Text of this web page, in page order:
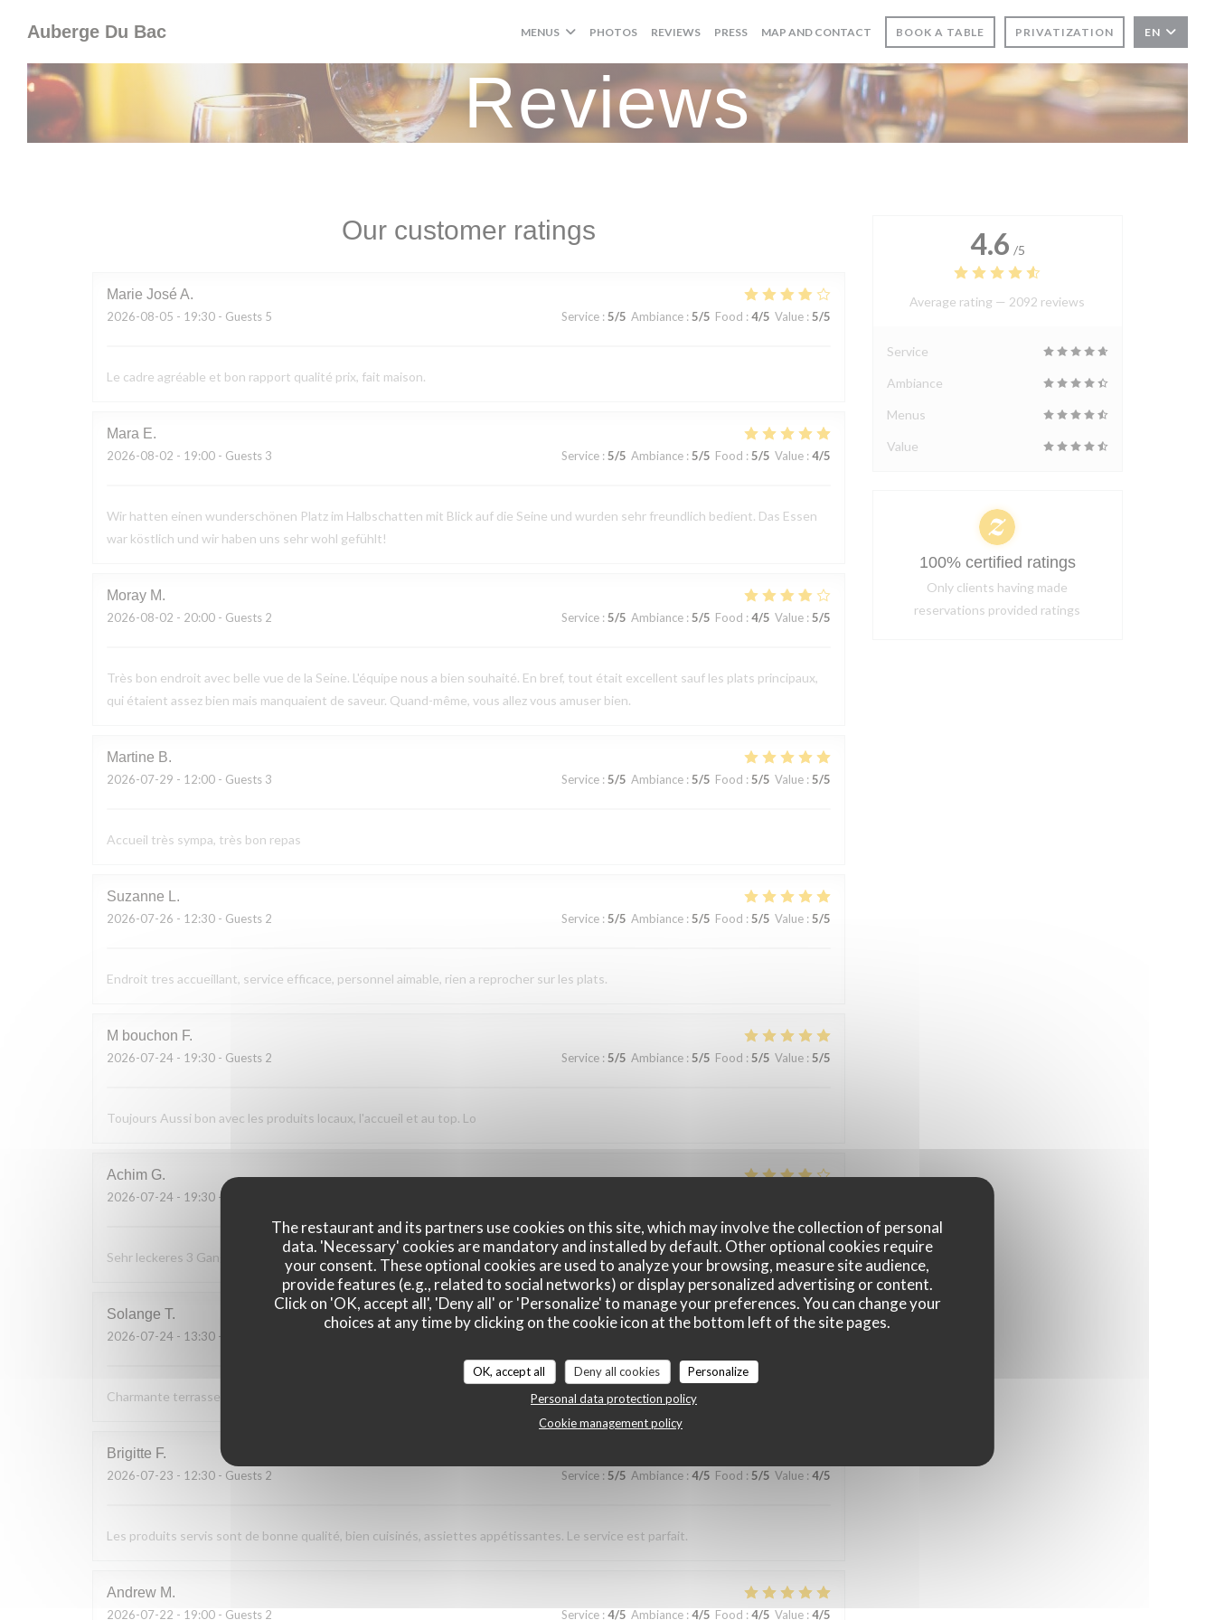
The restaurant and its partners use cookies on this site, which may involve the collection of personal
data. 'Necessary' cookies are mandatory and installed by default. Other optional cookies require
your consent. These optional cookies are used to analyze your browsing, measure site audience,
provide features (e.g., related to social networks) or display personalized advertising or content.
Click on 'OK, accept all', 'Deny all' or 'Personalize' to manage your preferences. You can change your
choices at any time by clicking on the cookie icon at the bottom left of the site pages.
OK, accept all Deny all cookies
Personalize
Personal data protection policy
Cookie management policy
Auberge Du Bac MENUS PHOTOS REVIEWS PRESS MAP AND CONTACT BOOK A TABLE PRIVATIZATION EN
Reviews
Our customer ratings
Marie José A
2026-08-05 - 19:30 - Guests 5 Service: 5/5 Ambiance: 5/5 Food : 4/5 Value: 5/5
Le cadre agréable et bon rapport qualité prix, fait maison.
Mara E
2026-08-02 - 19:00 - Guests 3 Service: 5/5 Ambiance: 5/5 Food : 5/5 Value: 4/5
Wir hatten einen wunderschönen Platz im Halbschatten mit Blick auf die Seine und wurden sehr freundlich bedient. Das Essen
war köstlich und wir haben uns sehr wohl gefühlt!
Moray M
2026-08-02 - 20:00 - Guests 2 Service: 5/5 Ambiance: 5/5 Food : 4/5 Value: 5/5
Très bon endroit avec belle vue de la Seine. L'équipe nous a bien souhaité. En bref, tout était excellent sauf les plats principaux,
qui étaient assez bien mais manquaient de saveur. Quand-même, vous allez vous amuser bien.
Martine B
2026-07-29 - 12:00 - Guests 3 Service: 5/5 Ambiance: 5/5 Food : 5/5 Value: 5/5
Accueil très sympa, très bon repas
Suzanne L
2026-07-26 - 12:30 - Guests 2 Service: 5/5 Ambiance: 5/5 Food : 5/5 Value: 5/5
Endroit tres accueillant, service efficace, personnel aimable, rien a reprocher sur les plats.
M bouchon F
2026-07-24 - 19:30 - Guests 2 Service: 5/5 Ambiance: 5/5 Food : 5/5 Value: 5/5
Toujours Aussi bon avec les produits locaux, l'accueil et au top. Lo
Achim G
2026-07-24 - 19:30 - Guests 2
Sehr leckeres 3 Gang Menü mit guten Preis Leistungsverhältnis. Nettes freundliches Personal Wir kommen gerne wieder
Solange T
2026-07-24 - 13:30 - Guests 2
Charmante terrasse vue sur le bac. Cuisine simple et délicieuse. Excellent rapport qualité prix
Brigitte F
2026-07-23 - 12:30 - Guests 2 Service: 5/5 Ambiance: 4/5 Food : 5/5 Value: 4/5
Les produits servis sont de bonne qualité, bien cuisinés, assiettes appétissantes. Le service est parfait.
Andrew M
2026-07-22 - 19:00 - Guests 2 Service: 4/5 Ambiance: 4/5 Food : 4/5 Value: 4/5
4.6 /5
Average rating — 2092 reviews
Service
Ambiance
Menus
Value
100% certified ratings
Only clients having made
reservations provided ratings